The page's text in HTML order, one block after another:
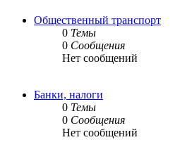
Общественный транспорт
0 Темы
0 Сообщения
Нет сообщений
Банки, налоги
0 Темы
0 Сообщения
Нет сообщений